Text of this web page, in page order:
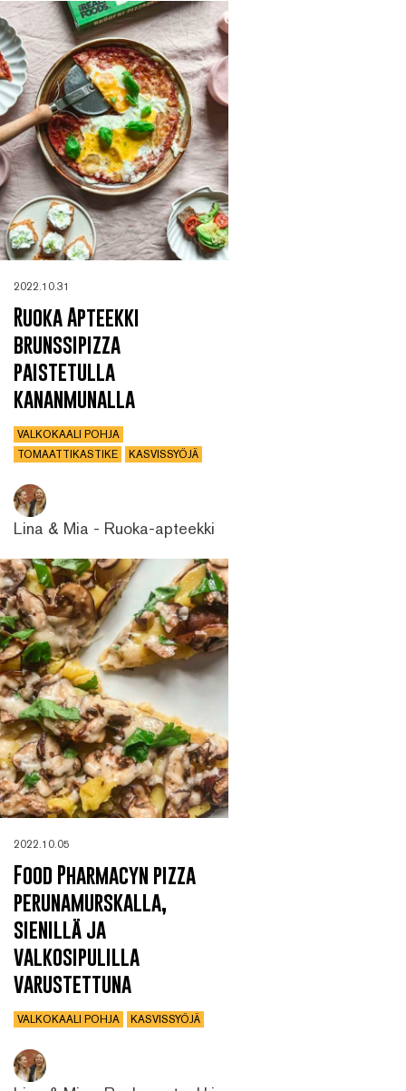
2022.10.31
Ruoka Apteekki
brunssipizza
paistetulla
kananmunalla
VALKOKAALI POHJA
TOMAATTIKASTIKE
KASVISSYÖJÄ
Lina & Mia - Ruoka-apteekki
2022.10.05
Food Pharmacyn pizza
perunamurskalla,
sienillä ja
valkosipulilla
varustettuna
VALKOKAALI POHJA KASVISSYÖJÄ